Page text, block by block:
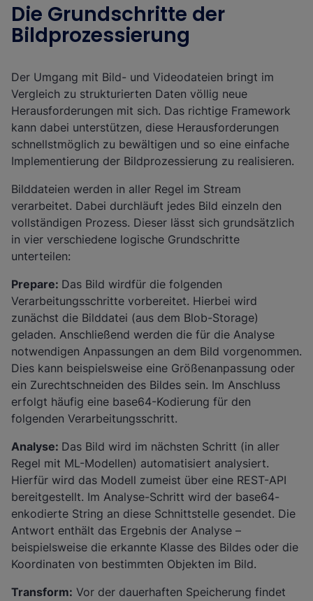
Die Grundschritte der
Bildprozessierung
Der Umgang mit Bild- und Videodateien bringt im
Vergleich zu strukturierten Daten völlig neue
Herausforderungen mit sich. Das richtige Framework
kann dabei unterstützen, diese Herausforderungen
schnellstmöglich zu bewältigen und so eine einfache
Implementierung der Bildprozessierung zu realisieren.
Bilddateien werden in aller Regel im Stream
verarbeitet. Dabei durchläuft jedes Bild einzeln den
vollständigen Prozess. Dieser lässt sich grundsätzlich
in vier verschiedene logische Grundschritte
unterteilen:
Prepare: Das Bild wirdfür die folgenden
Verarbeitungsschritte vorbereitet. Hierbei wird
zunächst die Bilddatei (aus dem Blob-Storage)
geladen. Anschließend werden die für die Analyse
notwendigen Anpassungen an dem Bild vorgenommen.
Dies kann beispielsweise eine Größenanpassung oder
ein Zurechtschneiden des Bildes sein. Im Anschluss
erfolgt häufig eine base64-Kodierung für den
folgenden Verarbeitungsschritt.
Analyse: Das Bild wird im nächsten Schritt (in aller
Regel mit ML-Modellen) automatisiert analysiert.
Hierfür wird das Modell zumeist über eine REST-API
bereitgestellt. Im Analyse-Schritt wird der base64-
enkodierte String an diese Schnittstelle gesendet. Die
Antwort enthält das Ergebnis der Analyse –
beispielsweise die erkannte Klasse des Bildes oder die
Koordinaten von bestimmten Objekten im Bild.
Transform: Vor der dauerhaften Speicherung findet